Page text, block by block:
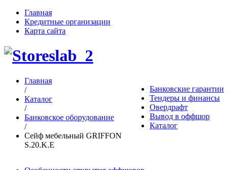
Главная
Кредитные организации
Карта сайта
Банковские гарантии
Тендеры и финансы
Овердрафт
Вывод в оффшор
Каталог
Главная
/
Каталог
/
Банковское оборудование
/
Сейф мебельный GRIFFON
S.20.K.E